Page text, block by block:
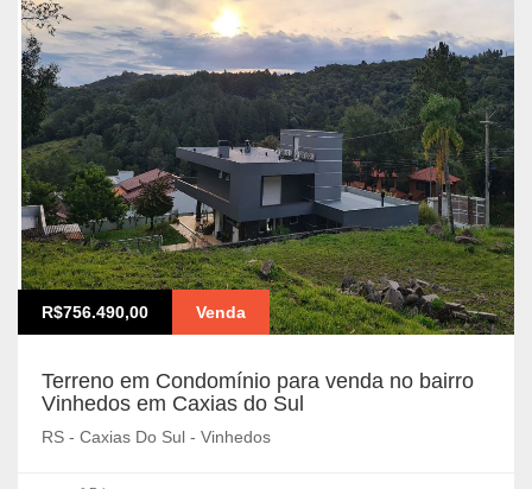
R$756.490,00 Venda
Terreno em Condomínio para venda no bairro
Vinhedos em Caxias do Sul
RS - Caxias Do Sul - Vinhedos